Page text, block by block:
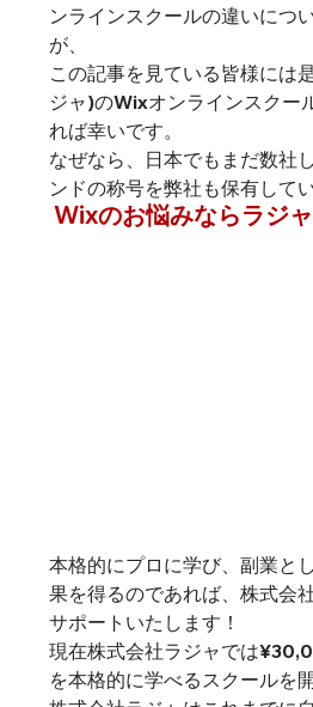
ンラインスクールの違いにつ
が、
この記事を見ている皆様には
ジャ)のWixオンラインスクー
れば幸いです。
なぜなら、
日本でもまだ数社
ンドの称号を弊社も保有して
Wixのお悩みならラジ
本格的にプロに学び、副業と
果を得るのであれば、株式会
サポートいたします！
現在株式会社ラジャでは
を本格的に学べるスクールを